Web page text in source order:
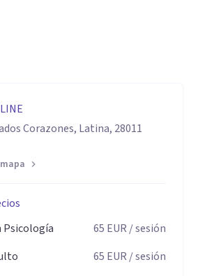
Corazones, Latina, 28011
Psicología
65 EUR / sesión
65 EUR / sesión